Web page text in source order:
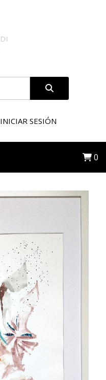
INICIAR SESIÓN
0